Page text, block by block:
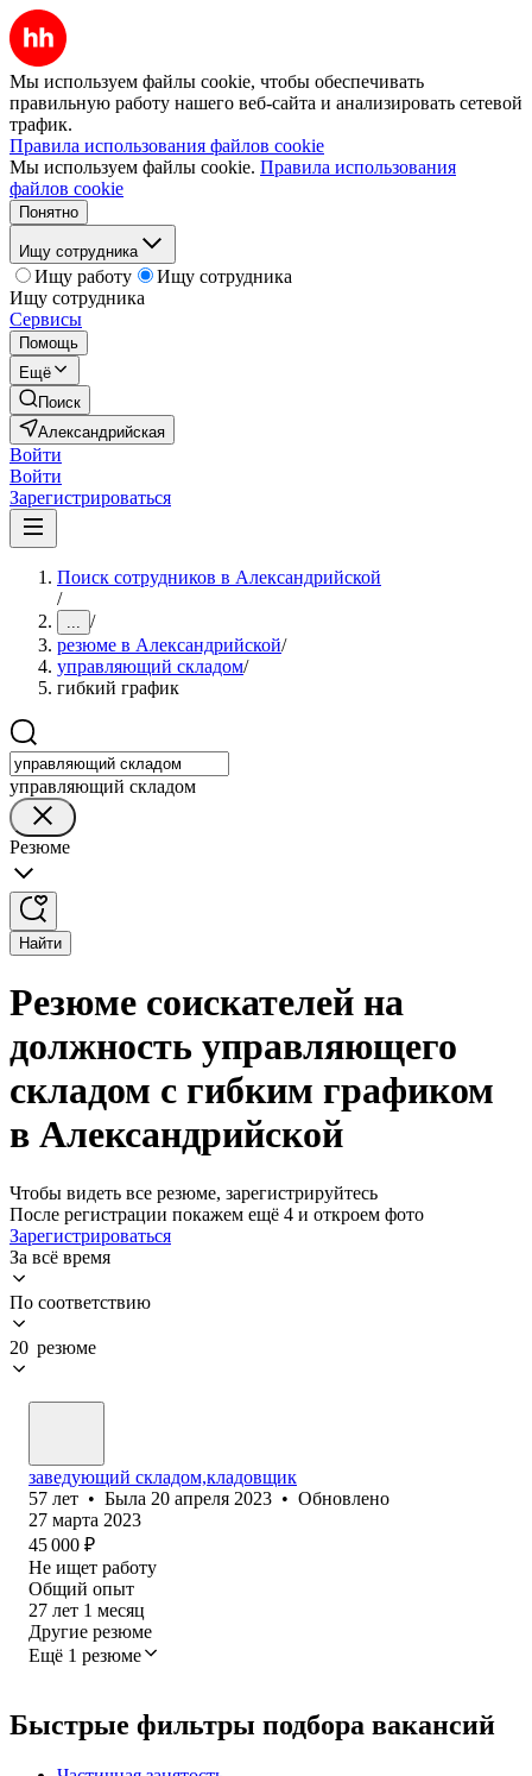
Мы используем файлы cookie, чтобы обеспечивать
правильную работу нашего веб-сайта и анализировать сетевой
трафик.
Правила использования файлов cookie
Мы используем файлы cookie. Правила использования
файлов cookie
Понятно
Ищу сотрудника
Ищу работу
Ищу сотрудника
Ищу сотрудника
Сервисы
Помощь
Ещё
Поиск
Александрийская
Войти
Войти
Зарегистрироваться
Поиск сотрудников в Александрийской
/
... /
резюме в Александрийской/
управляющий складом/
гибкий график
управляющий складом
Резюме
Найти
Резюме соискателей на
должность управляющего
складом с гибким графиком
в Александрийской
Чтобы видеть все резюме, зарегистрируйтесь
После регистрации покажем ещё 4 и откроем фото
Зарегистрироваться
За всё время
По соответствию
20 резюме
заведующий складом,кладовщик
57 лет • Была 20 апреля 2023 • Обновлено
27 марта 2023
45 000 ₽
Не ищет работу
Общий опыт
27 лет 1 месяц
Другие резюме
Ещё 1 резюме
Быстрые фильтры подбора вакансий